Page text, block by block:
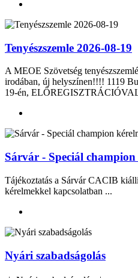
Tenyészszemle 2026-08-19
A MEOE Szövetség
irodában, új helyszínen!!!! 1119
19-én,
Sárvár - Speciál
Tájékoztatás a Sárvár CACIB
kérelmekkel kapcsolatban ...
Nyári szabadságolás